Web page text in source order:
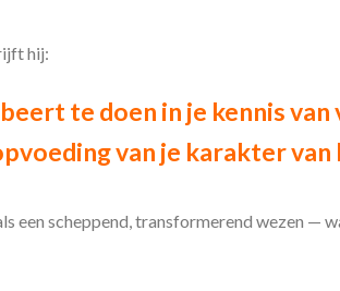
hij:
te doen in je kennis
van je karakter van
een scheppend, transformerend wezen